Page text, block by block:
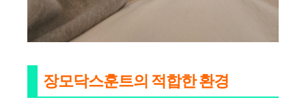
장모닥스훈트의 적합한 환경